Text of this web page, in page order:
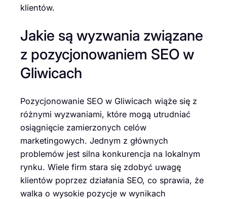
klientów.
Jakie są wyzwania związane
z pozycjonowaniem SEO w
Gliwicach
Pozycjonowanie SEO w Gliwicach wiąże się z
różnymi wyzwaniami, które mogą utrudniać
osiągnięcie zamierzonych celów
marketingowych. Jednym z głównych
problemów jest silna konkurencja na lokalnym
rynku. Wiele firm stara się zdobyć uwagę
klientów poprzez działania SEO, co sprawia, że
walka o wysokie pozycje w wynikach